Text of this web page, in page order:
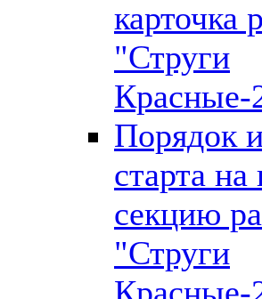
карточка
"Струги
Красные-
Порядок
старта
секцию
"Струги